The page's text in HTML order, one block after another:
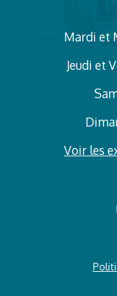
Mardi et
Jeudi et
Voir les